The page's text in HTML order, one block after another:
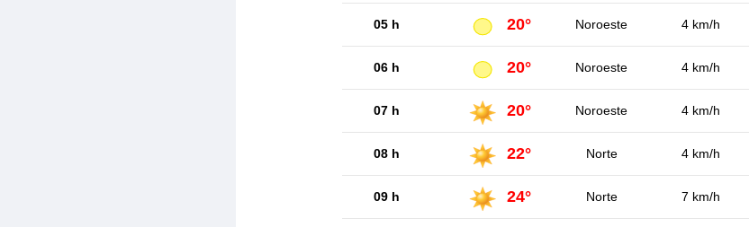
05 h 20° Noroeste 4 km/h
06 h 20° Noroeste 4 km/h
07 h 20° Noroeste 4 km/h
08 h 22° Norte 4 km/h
09 h 24° Norte 7 km/h